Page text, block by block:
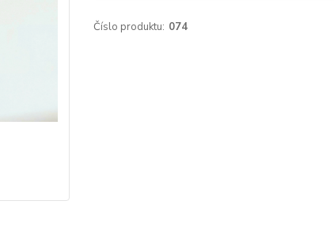
Číslo produktu: 074